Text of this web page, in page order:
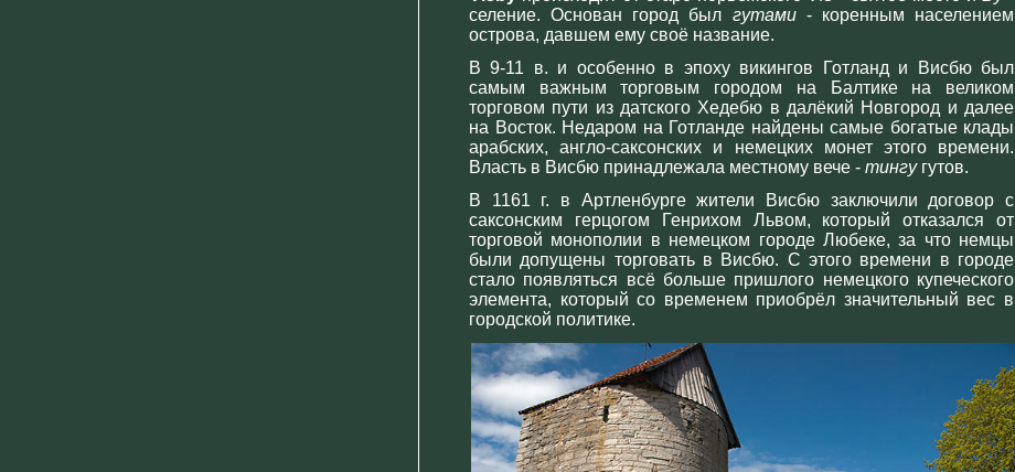
селение. Основан город был гутами- коренным населением
острова, давшем ему своё название.
В 9-11 в. и особенно в эпоху викингов Готланд и Висбю был
самым важным торговым городом на Балтике на великом
торговом пути из датского Хедебю в далёкий Новгород и далее
на Восток. Недаром на Готланде найдены самые богатые клады
арабских, англо-саксонских и немецких монет этого времени.
Власть в Висбю принадлежала местному вече - тингугутов.
В 1161 г. в Артленбурге жители Висбю заключили договор с
саксонским герцогом Генрихом Львом, который отказался от
торговой монополии в немецком городе Любеке, за что немцы
были допущены торговать в Висбю. С этого времени в городе
стало появляться всё больше пришлого немецкого купеческого
элемента, который со временем приобрёл значительный вес в
городской политике.